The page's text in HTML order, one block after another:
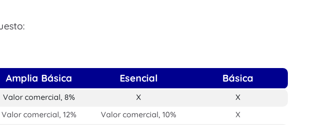
Amplia Básica Esencial Básica
Valor comercial, 8% X
X
Valor comercial, 12% Valor comercial, 10%
X